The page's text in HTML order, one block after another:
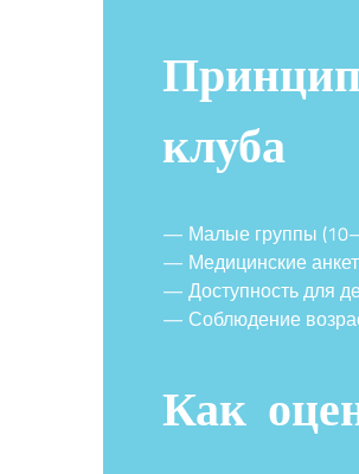
клуба
— Малые группы
— Медицинские
— Доступность для
— Соблюдение
Как